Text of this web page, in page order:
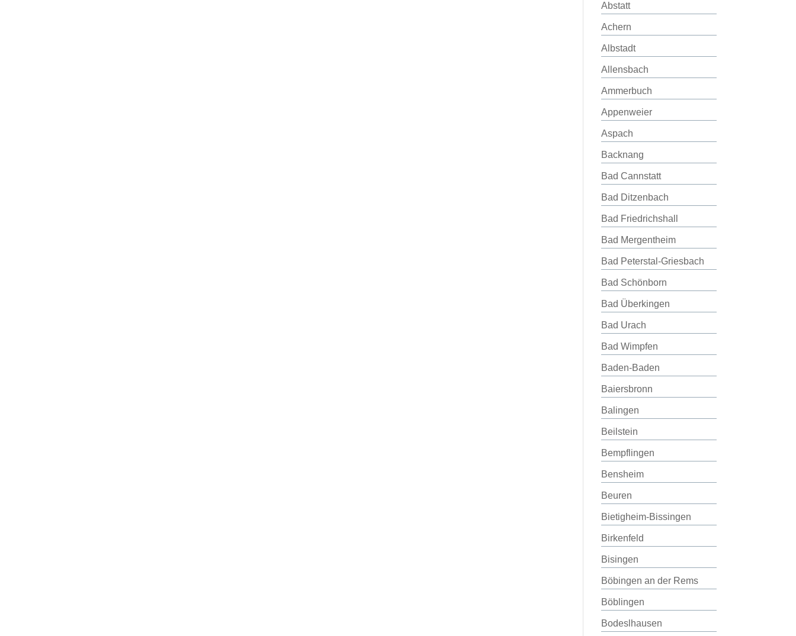
Abstatt
Achern
Albstadt
Allensbach
Ammerbuch
Appenweier
Aspach
Backnang
Bad Cannstatt
Bad Ditzenbach
Bad Friedrichshall
Bad Mergentheim
Bad Peterstal-Griesbach
Bad Schönborn
Bad Überkingen
Bad Urach
Bad Wimpfen
Baden-Baden
Baiersbronn
Balingen
Beilstein
Bempflingen
Bensheim
Beuren
Bietigheim-Bissingen
Birkenfeld
Bisingen
Böbingen an der Rems
Böblingen
Bodeslhausen